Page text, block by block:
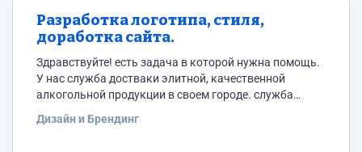
Разработка логотипа, стиля,
доработка сайта.
Здравствуйте! есть задача в которой нужна помощь.
У нас служба достваки элитной, качественной
алкогольной продукции в своем городе. служба
которая внушает доверие доставки качественной
Дизайн и Брендинг